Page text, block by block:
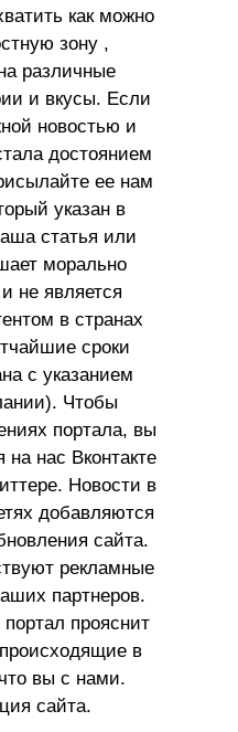
как можно
зону ,
различные
и вкусы. Если
новостью и
достоянием
ее нам
указан в
статья или
морально
не является
в странах
сроки
с указанием
Чтобы
портала, вы
на нас Вконтакте
Новости в
добавляются
сайта.
рекламные
партнеров.
прояснит
в
вы с нами.
сайта.